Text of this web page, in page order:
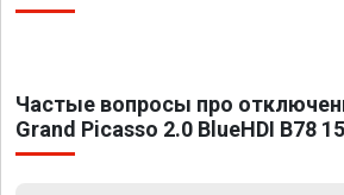
Частые вопросы про
Grand Picasso 2.0 BlueHDI B78